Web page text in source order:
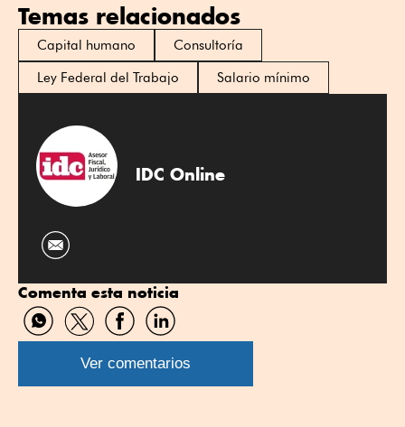
Temas relacionados
Capital humano
Consultoría
Ley Federal del Trabajo
Salario mínimo
IDC Online
Comenta esta noticia
Compartir
por
WhatsApp
Compartir
por
Twitter
Compartir
por
Facebook
Compartir
por
Linkedin
Ver comentarios